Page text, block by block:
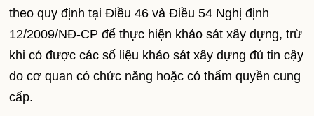
theo quy định tại Điều 46 và Điều 54 Nghị định
12/2009/NĐ-CP để thực hiện khảo sát xây dựng, trừ
khi có được các số liệu khảo sát xây dựng đủ tin cậy
do cơ quan có chức năng hoặc có thẩm quyền cung
cấp.